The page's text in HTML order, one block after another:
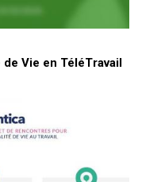
de Vie en TéléTravail